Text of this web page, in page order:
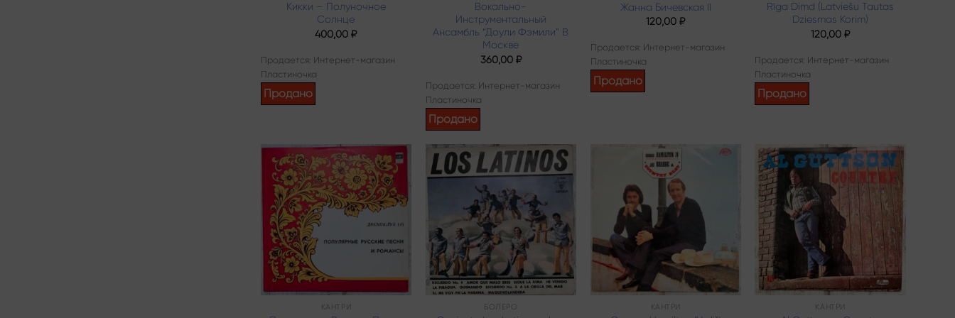
Кикки – Полуночное
Солнце
400,00₽
Продается: Интернет-магазин
Пластиночка
Продано
Вокально-
Инструментальный
Ансамбль “Доули Фэмили” В
Москве
360,00 ₽
Продается: Интернет-магазин
Пластиночка
Продано
Жанна Бичевская II
120,00₽
Продается: Интернет-магазин
Пластиночка
Продано
Rīga Dimd (Latviešu Tautas
Dziesmas Korim)
120,00₽
Продается: Интернет-магазин
Пластиночка
Продано
Add to
wishlist
КАНТРИ
Add to
wishlist
БОЛЕРО КАНТРИ
Add to
wishlist
КАНТРИ